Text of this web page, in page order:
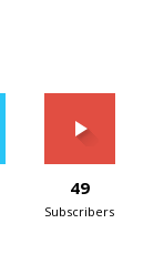
49
Subscribers